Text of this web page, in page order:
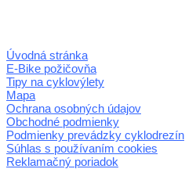
Úvodná stránka
E-Bike požičovňa
Tipy na cyklovýlety
Mapa
Ochrana osobných údajov
Obchodné podmienky
Podmienky prevádzky cyklodrezín
Súhlas s používaním cookies
Reklamačný poriadok